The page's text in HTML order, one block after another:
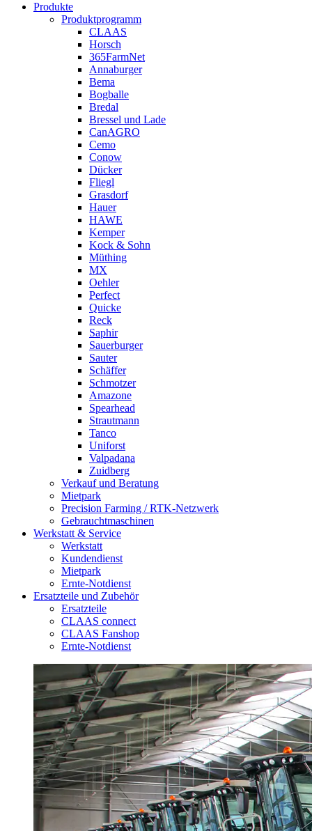
Produkte
Produktprogramm
CLAAS
Horsch
365FarmNet
Annaburger
Bema
Bogballe
Bredal
Bressel und Lade
CanAGRO
Cemo
Conow
Dücker
Fliegl
Grasdorf
Hauer
HAWE
Kemper
Kock & Sohn
Müthing
MX
Oehler
Perfect
Quicke
Reck
Saphir
Sauerburger
Sauter
Schäffer
Schmotzer
Amazone
Spearhead
Strautmann
Tanco
Uniforst
Valpadana
Zuidberg
Verkauf und Beratung
Mietpark
Precision Farming / RTK-Netzwerk
Gebrauchtmaschinen
Werkstatt & Service
Werkstatt
Kundendienst
Mietpark
Ernte-Notdienst
Ersatzteile und Zubehör
Ersatzteile
CLAAS connect
CLAAS Fanshop
Ernte-Notdienst